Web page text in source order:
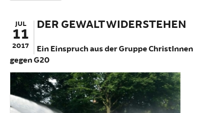
JUL
11
2017
DER GEWALT WIDERSTEHEN
Ein Einspruch aus der Gruppe ChristInnen
gegen G20